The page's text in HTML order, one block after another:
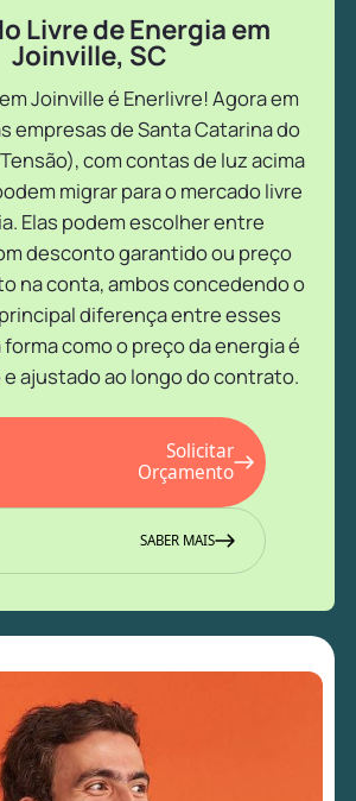
Livre de Energia em
Joinville, SC
Joinville é Enerlivre! Agora em
empresas de Santa Catarina do
com contas de luz acima
migrar para o mercado livre
Elas podem escolher entre
desconto garantido ou preço
na conta, ambos concedendo o
principal diferença entre esses
como o preço da energia é
ajustado ao longo do contrato.
Solicitar
Orçamento
SABER MAIS